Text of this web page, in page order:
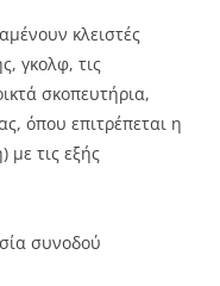
κλειστές
γκολφ, τις
σκοπευτήρια,
όπου επιτρέπεται η
με τις εξής
συνοδού